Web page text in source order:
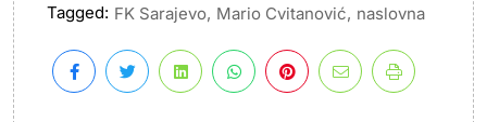
Tagged: FK Sarajevo, Mario Cvitanović, naslovna